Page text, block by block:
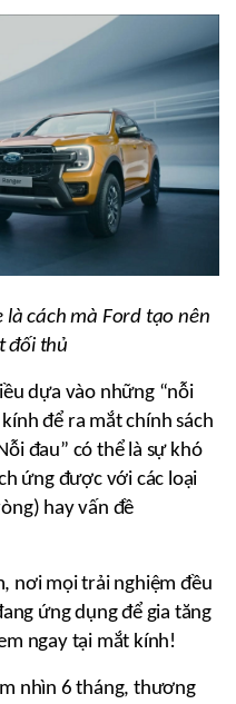
là cách mà Ford tạo nên
đối thủ
dựa vào những “nỗi
để ra mắt chính sách
đau” có thể là sự khó
ứng được với các loại
hay vấn đề
nơi mọi trải nghiệm đều
ứng dụng để gia tăng
ngay tại mắt kính!
nhìn 6 tháng, thương